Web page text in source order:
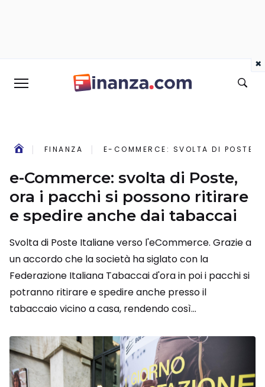
FINANZA E-COMMERCE: SVOLTA DI POSTE,
e-Commerce: svolta di Poste,
ora i pacchi si possono ritirare
e spedire anche dai tabaccai
Svolta di Poste Italiane verso l'eCommerce. Grazie a
un accordo che la società ha siglato con la
Federazione Italiana Tabaccai d'ora in poi i pacchi si
potranno ritirare e spedire anche presso il
tabaccaio vicino a casa, rendendo così...
×